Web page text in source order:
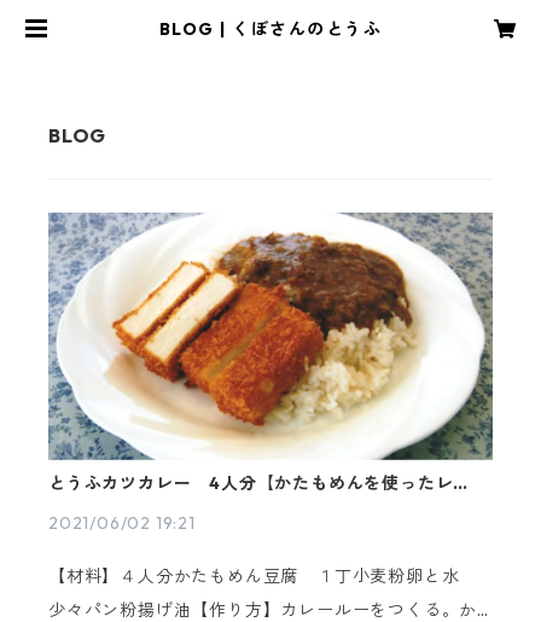
BLOG | くぼさんのとうふ
とうふカツカレー 4人分【かたもめんを使ったレシ
2021/06/02 19:21
【材料】４人分かたもめん豆腐 １丁小麦粉卵と水
少々パン粉揚げ油【作り方】カレールーをつくる。か